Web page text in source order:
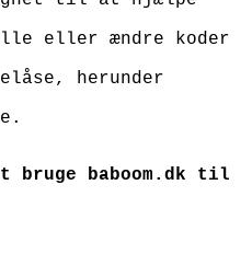
eller ændre koder
herunder
baboom.dk til